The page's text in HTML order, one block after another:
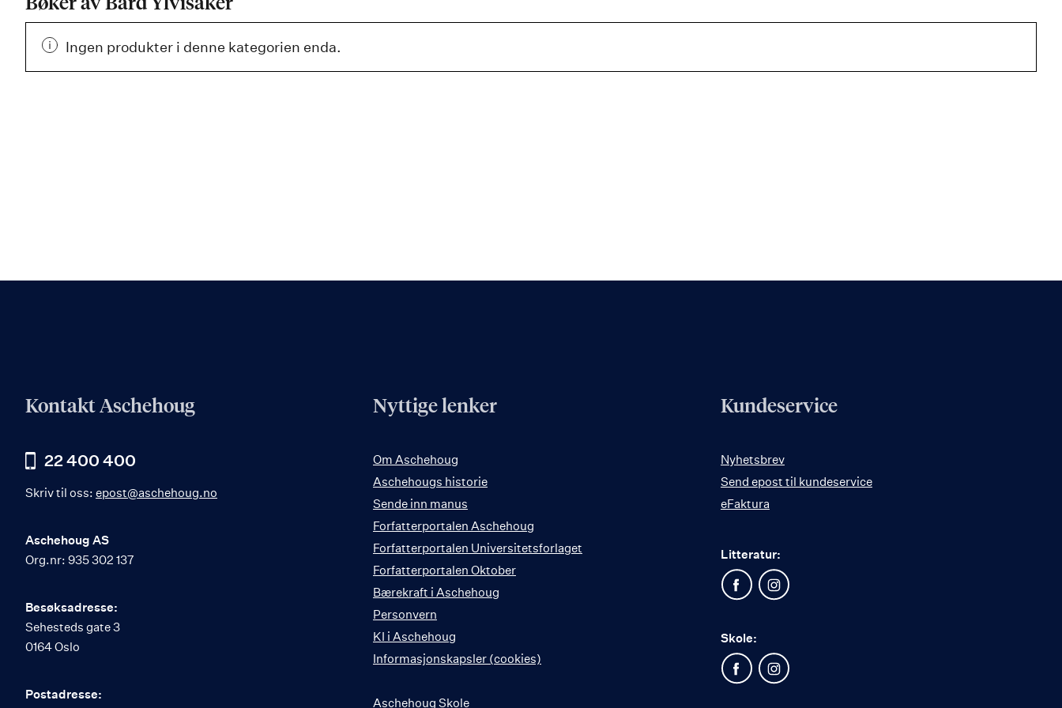
Bøker av Bård Ylvisåker
Ingen produkter i denne kategorien enda.
Kontakt Aschehoug
22 400 400
Skriv til oss: epost@aschehoug.no
Aschehoug AS
Org.nr: 935 302 137
Besøksadresse:
Sehesteds gate 3
0164 Oslo
Postadresse:
Nyttige lenker
Om Aschehoug
Aschehougs historie
Sende inn manus
Forfatterportalen Aschehoug
Forfatterportalen Universitetsforlaget
Forfatterportalen Oktober
Bærekraft i Aschehoug
Personvern
KI i Aschehoug
Informasjonskapsler (cookies)
Aschehoug Skole
Kundeservice
Nyhetsbrev
Send epost til kundeservice
eFaktura
Litteratur:
Skole: